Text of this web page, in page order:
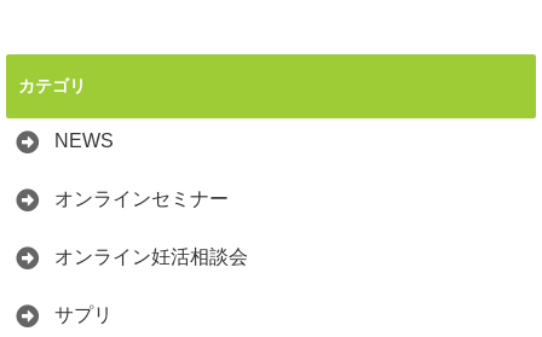
カテゴリ
NEWS
オンラインセミナー
オンライン妊活相談会
サプリ